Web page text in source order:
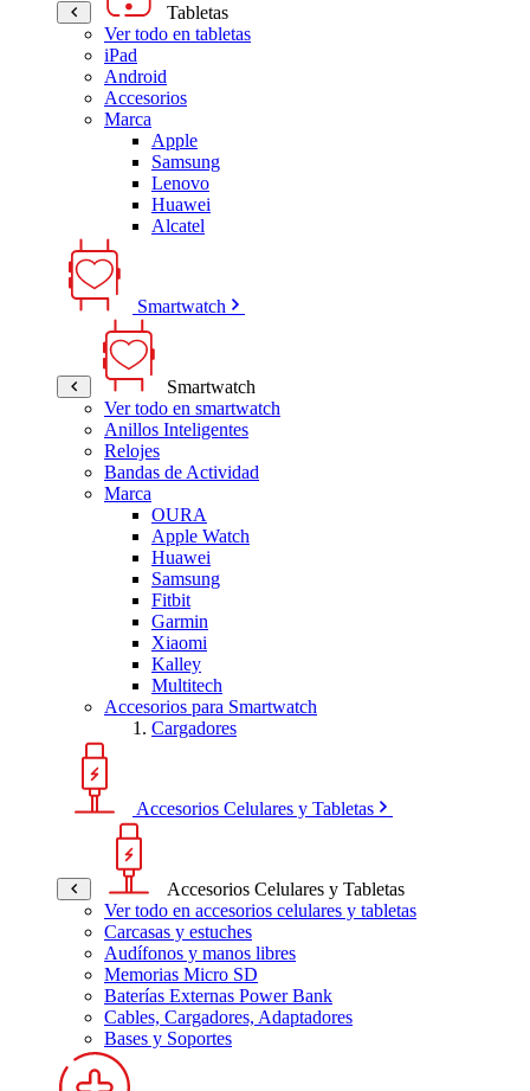
Tabletas
Ver todo en tabletas
iPad
Android
Accesorios
Marca
Apple
Samsung
Lenovo
Huawei
Alcatel
Smartwatch
Smartwatch
Ver todo en smartwatch
Anillos Inteligentes
Relojes
Bandas de Actividad
Marca
OURA
Apple Watch
Huawei
Samsung
Fitbit
Garmin
Xiaomi
Kalley
Multitech
Accesorios para Smartwatch
Cargadores
Accesorios Celulares y Tabletas
Accesorios Celulares y Tabletas
Ver todo en accesorios celulares y tabletas
Carcasas y estuches
Audífonos y manos libres
Memorias Micro SD
Baterías Externas Power Bank
Cables, Cargadores, Adaptadores
Bases y Soportes